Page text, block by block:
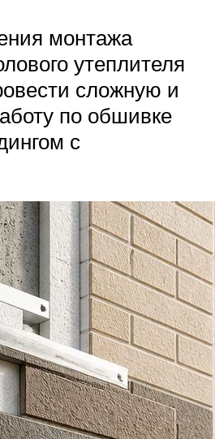
монтажа
утеплителя
сложную и
по обшивке
с